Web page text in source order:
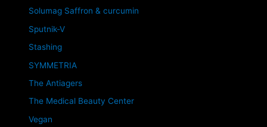
Solumag Saffron & curcumin
Sputnik-V
Stashing
SYMMETRIA
The Antiagers
The Medical Beauty Center
Vegan